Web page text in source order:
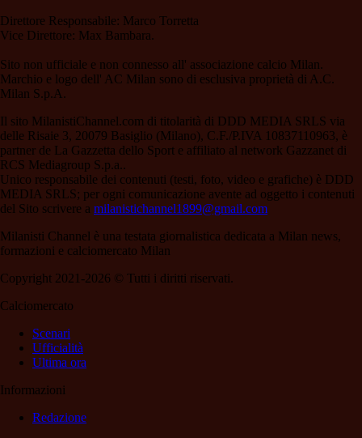
Direttore Responsabile: Marco Torretta
Vice Direttore: Max Bambara.
Sito non ufficiale e non connesso all' associazione calcio Milan.
Marchio e logo dell' AC Milan sono di esclusiva proprietà di A.C.
Milan S.p.A.
Il sito MilanistiChannel.com di titolarità di DDD MEDIA SRLS via
delle Risaie 3, 20079 Basiglio (Milano), C.F./P.IVA 10837110963, è
partner de La Gazzetta dello Sport e affiliato al network Gazzanet di
RCS Mediagroup S.p.a..
Unico responsabile dei contenuti (testi, foto, video e grafiche) è DDD
MEDIA SRLS; per ogni comunicazione avente ad oggetto i contenuti
del Sito scrivere a milanistichannel1899@gmail.com
Milanisti Channel è una testata giornalistica dedicata a Milan news,
formazioni e calciomercato Milan
Copyright 2021-2026 © Tutti i diritti riservati.
Calciomercato
Scenari
Ufficialità
Ultima ora
Informazioni
Redazione